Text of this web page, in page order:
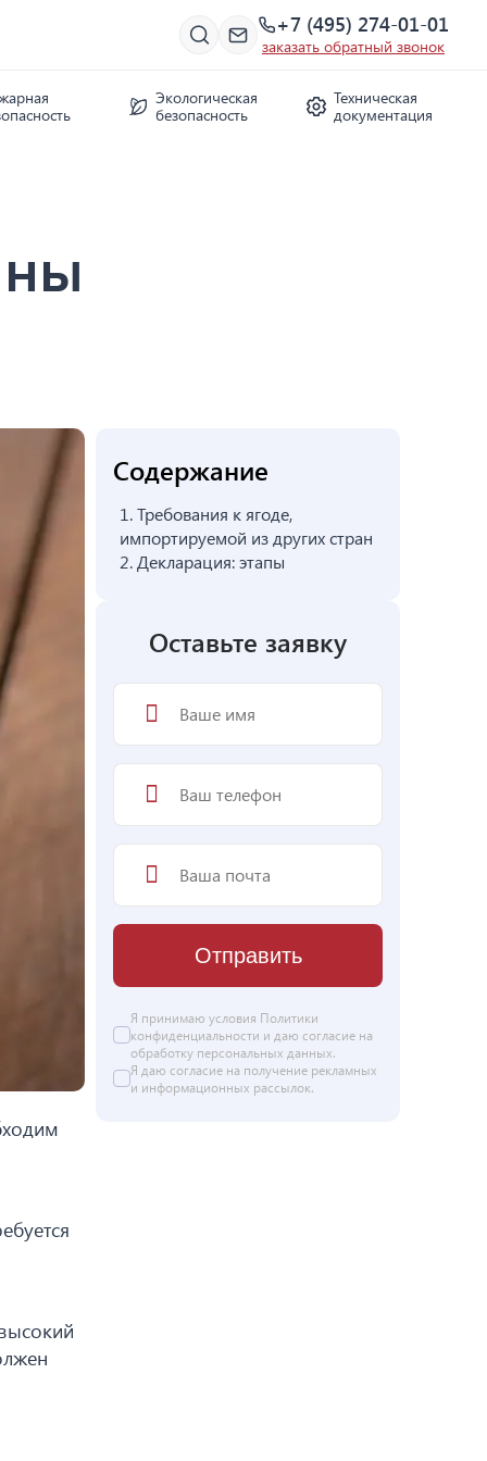
+7 (495) 274-01-01
заказать обратный звонок
Экологическая
безопасность
Техническая
документация
Содержание
1.Требования к ягоде,
импортируемой из других стран
2. Декларация: этапы
Оставьте заявку
Отправить
Я принимаю условия Политики
конфиденциальности и даю согласие на
обработку персональных данных.
Я даю согласие на получение рекламных
и информационных рассылок.